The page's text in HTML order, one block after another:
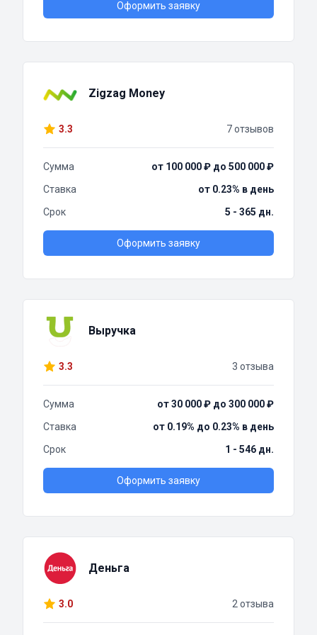
Оформить заявку
Zigzag Money
3.3 7 отзывов
Сумма
от 100 000 ₽ до 500 000 ₽
Ставка
от 0.23% в день
Срок
5 - 365 дн.
Оформить заявку
Выручка
3.3 3 отзыва
Сумма
от 30 000 ₽ до 300 000 ₽
Ставка
от 0.19% до 0.23% в день
Срок
1 - 546 дн.
Оформить заявку
Деньга
3.0 2 отзыва